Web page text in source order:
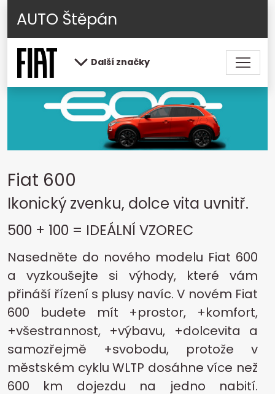
AUTO Štěpán
Další značky
Fiat 600
Ikonický zvenku, dolce vita uvnitř.
500 + 100 = IDEÁLNÍ VZOREC
Nasedněte do nového modelu Fiat 600
a vyzkoušejte si výhody, které vám
přináší řízení s plusy navíc. V novém Fiat
600 budete mít +prostor, +komfort,
+všestrannost, +výbavu, +dolcevita a
samozřejmě +svobodu, protože v
městském cyklu WLTP dosáhne více než
600 km dojezdu na jedno nabití.